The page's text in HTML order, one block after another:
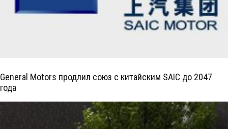
General Motors продлил союз с китайским SAIC до 2047
года